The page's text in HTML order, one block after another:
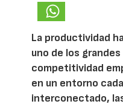
La productividad
uno de los
competitividad
en un entorno
interconectado,